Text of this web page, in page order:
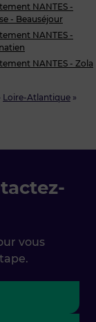
Loire-Atlantique »
NANTES -
- Beauséjour
NANTES -
NANTES - Zola
vous